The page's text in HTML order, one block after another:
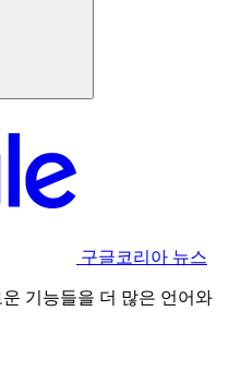
구글코리아 뉴스
기능들을 더 많은 언어와